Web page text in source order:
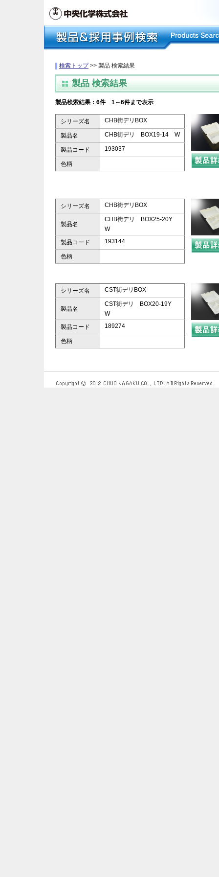
検索トップ>> 製品 検索結果
製品 検索結果
製品検索結果：6件 1～6件まで表示
シリーズ名 CHB街デリBOX
製品名 CHB街デリ BOX19-14 W
製品コード 193037
色柄
シリーズ名 CHB街デリBOX
製品名
CHB街デリ BOX25-20Y
W
製品コード
193144
色柄
シリーズ名 CST街デリBOX
製品名
CST街デリ BOX20-19Y
W
製品コード
189274
色柄